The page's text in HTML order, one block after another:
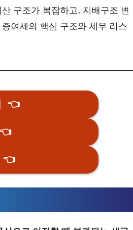
구조가 복잡하고, 지배구조 변
여세의 핵심 구조와 세무 리스
👈
👈
👈